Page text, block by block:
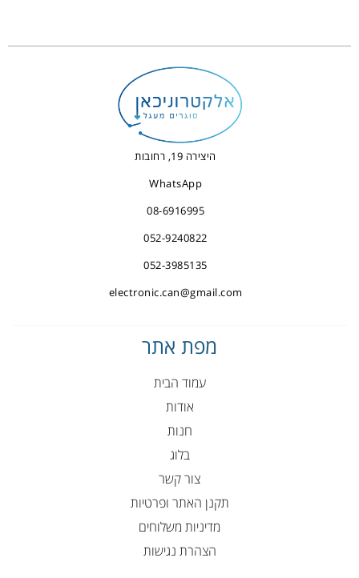
היצירה 19, רחובות
WhatsApp
08-6916995
052-9240822
052-3985135
electronic.can@gmail.com
מפת אתר
עמוד הבית
אודות
חנות
בלוג
צור קשר
תקנן האתר ופרטיות
מדיניות משלוחים
הצהרת נגישות